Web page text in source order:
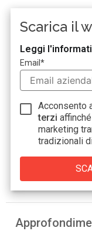
Scarica il
Leggi
Email*
Acconsento
terzi
marketing
tradizionali